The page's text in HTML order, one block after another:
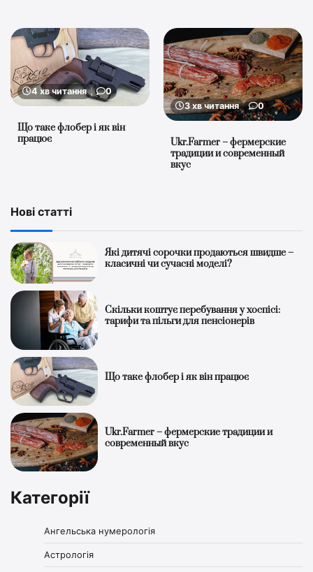
4 хв читання 0
Що таке флобер і як він
працює
3 хв читання 0
Ukr.Farmer – фермерские
традиции и современный
вкус
Нові статті
Які дитячі сорочки продаються швидше –
класичні чи сучасні моделі?
Скільки коштує перебування у хоспісі:
тарифи та пільги для пенсіонерів
Що таке флобер і як він працює
Ukr.Farmer – фермерские традиции и
современный вкус
Категорії
Ангельська нумерологія
Астрологія